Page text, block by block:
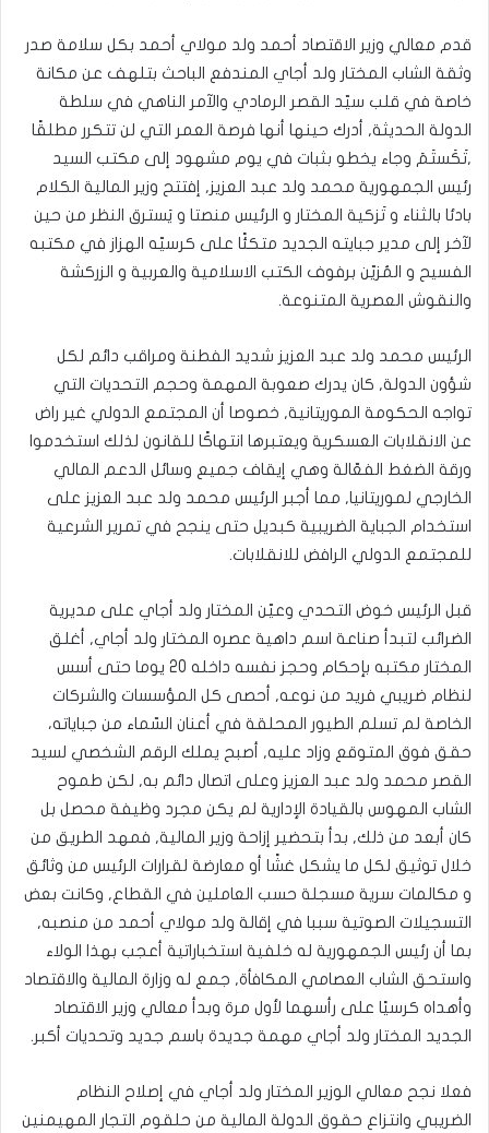
قدم معالي وزير الاقتصاد أحمد ولد مولاي أحمد بكل سلامة صدر
وثقة الشاب المختار ولد أجاي المندفع الباحث بتلهف عن مكانة
خاصة في قلب سيّد القصر الرمادي والآمر الناهي في سلطة
الدولة الحديثة, أدرك حينها أنها فرصة العمر التي لن تتكرر مطلقًا
,تَكَستَمَ وجاء يخطو بثبات في يوم مشهود إلى مكتب السيد
رئيس الجمهورية محمد ولد عبد العزيز, إفتتح وزير المالية الكلام
بادئا بالثناء و تَزكية المختار و الرئيس منصتا و يَسترق النظر من حين
لآخر إلى مدير جبايته الجديد متكئًا على كرسيّه الهزاز في مكتبه
الفسيح و المُزيّن برفوف الكتب الاسلامية والعربية و الزركشة
والنقوش العصرية المتنوعة.
الرئيس محمد ولد عبد العزيز شديد الفطنة ومراقب دائم لكل
شؤون الدولة, كان يدرك صعوبة المهمة وحجم التحديات التي
تواجه الحكومة الموريتانية, خصوصا أن المجتمع الدولي غير راض
عن الانقلابات العسكرية ويعتبرها انتهاكًا للقانون لذلك استخدموا
ورقة الضغط الفعّالة وهي إيقاف جميع وسائل الدعم المالي
الخارجي لموريتانيا, مما أجبر الرئيس محمد ولد عبد العزيز على
استخدام الجباية الضريبية كبديل حتى ينجح في تمرير الشرعية
للمجتمع الدولي الرافض للانقلابات.
قبل الرئيس خوض التحدي وعيّن المختار ولد أجاي على مديرية
الضرائب لتبدأ صناعة اسم داهية عصره المختار ولد أجاي, أغلق
المختار مكتبه بإحكام وحجز نفسه داخله 20 يوما حتى أسس
لنظام ضريبي فريد من نوعه, أحصى كل المؤسسات والشركات
الخاصة لم تسلم الطيور المحلقة في أعنان السّماء من جباياته،
حقق فوق المتوقع وزاد عليه, أصبح يملك الرقم الشخصي لسيد
القصر محمد ولد عبد العزيز وعلى اتصال دائم به, لكن طموح
الشاب المهوس بالقيادة الإدارية لم يكن مجرد وظيفة محصل بل
كان أبعد من ذلك, بدأ بتحضير إزاحة وزير المالية, فمهد الطريق من
خلال توثيق لكل ما يشكل غشًا أو معارضة لقرارات الرئيس من وثائق
و مكالمات سرية مسجلة حسب العاملين في القطاع, وكانت بعض
التسجيلات الصوتية سببا في إقالة ولد مولاي أحمد من منصبه,
بما أن رئيس الجمهورية له خلفية استخباراتية أعجب بهذا الولاء
واستحق الشاب العصامي المكافأة, جمع له وزارة المالية والاقتصاد
وأهداه كرسيًا على رأسهما لأول مرة وبدأ معالي وزير الاقتصاد
الجديد المختار ولد أجاي مهمة جديدة باسم جديد وتحديات أكبر.
فعلا نجح معالي الوزير المختار ولد أجاي في إصلاح النظام
الضريبي وانتزاع حقوق الدولة المالية من حلقوم التجار المهيمنين